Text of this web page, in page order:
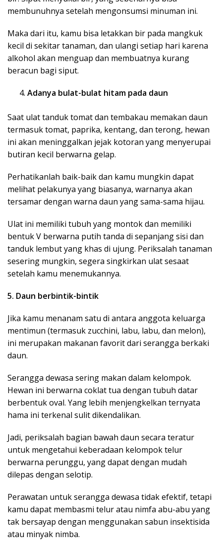
membunuhnya setelah mengonsumsi minuman ini.
Maka dari itu, kamu bisa letakkan bir pada mangkuk
kecil di sekitar tanaman, dan ulangi setiap hari karena
alkohol akan menguap dan membuatnya kurang
beracun bagi siput.
Adanya bulat-bulat hitam pada daun
Saat ulat tanduk tomat dan tembakau memakan daun
termasuk tomat, paprika, kentang, dan terong, hewan
ini akan meninggalkan jejak kotoran yang menyerupai
butiran kecil berwarna gelap.
Perhatikanlah baik-baik dan kamu mungkin dapat
melihat pelakunya yang biasanya, warnanya akan
tersamar dengan warna daun yang sama-sama hijau.
Ulat ini memiliki tubuh yang montok dan memiliki
bentuk V berwarna putih tanda di sepanjang sisi dan
tanduk lembut yang khas di ujung. Periksalah tanaman
sesering mungkin, segera singkirkan ulat sesaat
setelah kamu menemukannya.
5. Daun berbintik-bintik
Jika kamu menanam satu di antara anggota keluarga
mentimun (termasuk zucchini, labu, labu, dan melon),
ini merupakan makanan favorit dari serangga berkaki
daun.
Serangga dewasa sering makan dalam kelompok.
Hewan ini berwarna coklat tua dengan tubuh datar
berbentuk oval. Yang lebih menjengkelkan ternyata
hama ini terkenal sulit dikendalikan.
Jadi, periksalah bagian bawah daun secara teratur
untuk mengetahui keberadaan kelompok telur
berwarna perunggu, yang dapat dengan mudah
dilepas dengan selotip.
Perawatan untuk serangga dewasa tidak efektif, tetapi
kamu dapat membasmi telur atau nimfa abu-abu yang
tak bersayap dengan menggunakan sabun insektisida
atau minyak nimba.